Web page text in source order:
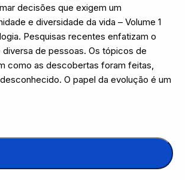
decisões que exigem um
e diversidade da vida – Volume 1
Pesquisas recentes enfatizam o
de pessoas. Os tópicos de
como as descobertas foram feitas,
O papel da evolução é um